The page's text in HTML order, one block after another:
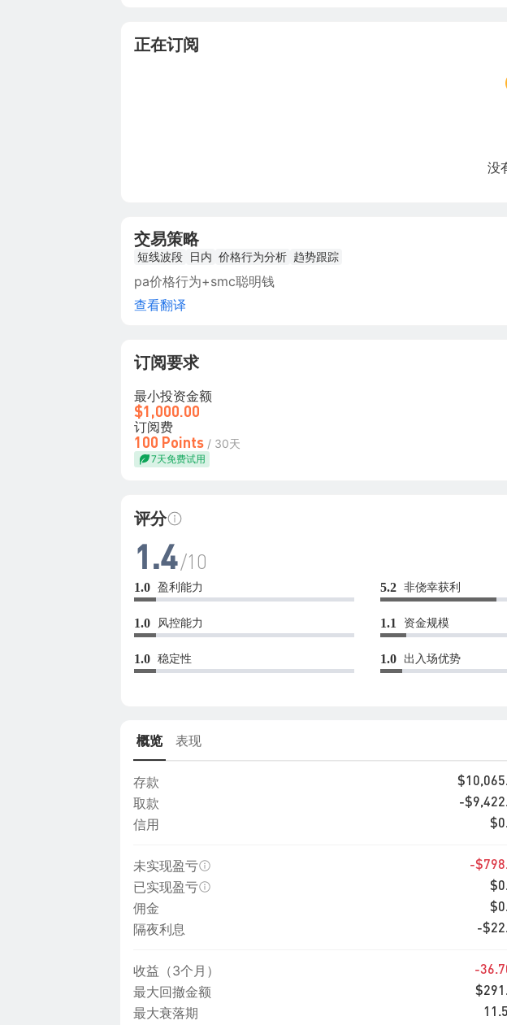
正在订阅
没
交易策略
短线波段 日内 价格行为分析 趋势跟踪
pa价格行为+smc聪明钱
查看翻译
订阅要求
最小投资金额
$1,000.00
订阅费
100 Points / 30天
7天免费试用
评分
1.4/10
1.0 盈利能力 5.2 非侥幸获利
1.0 风控能力 1.1 资金规模
1.0 稳定性 1.0 出入场优势
概览 表现
存款
取款 -
信用
未实现盈亏 -
已实现盈亏
佣金
隔夜利息 -
收益（3个月） -
最大回撤金额
最大衰落期